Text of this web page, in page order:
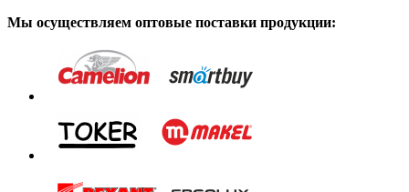
Мы осуществляем оптовые поставки продукции: